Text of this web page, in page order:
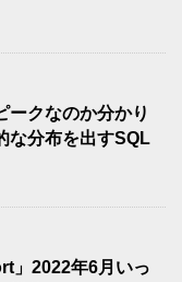
ークなのか分かり
な分布を出すSQL
」2022年6月いっ